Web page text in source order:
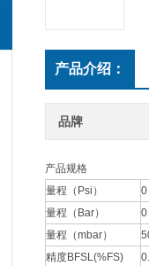
产品介绍：
品牌
产品规格
量程（Psi）
0
量程（Bar）
0
量程（mbar）
精度BFSL(%FS)